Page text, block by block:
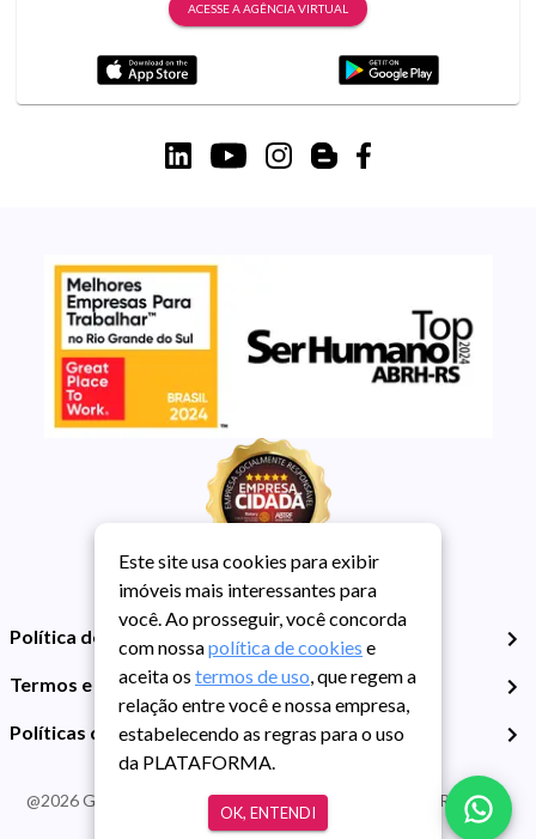
ACESSE A AGÊNCIA VIRTUAL
Política de Privacidade
Termos e Condições de Uso
Políticas de Cookies
@2026Guarida Imóvel. Todos os direitos reservados. CRECI RS -
413J | CNPJ Guarida: 89.398.606/0001-30
Este site usa cookies para exibir
imóveis mais interessantes para
você. Ao prosseguir, você concorda
com nossapolítica de cookies e
aceita os termos de uso, que regem a
relação entre você e nossa empresa,
estabelecendo as regras para o uso
da PLATAFORMA.
OK, ENTENDI